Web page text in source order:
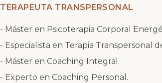
TERAPEUTA TRANSPERSONAL
- Máster en Psicoterapia Corporal
- Especialista en Terapia Transpersonal
- Máster en Coaching Integral.
- Experto en Coaching Personal.